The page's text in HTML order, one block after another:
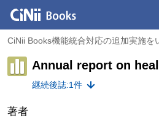
CiNii Books機能統合対応の追加実施を
Annual report on
継続後誌:1件
著者